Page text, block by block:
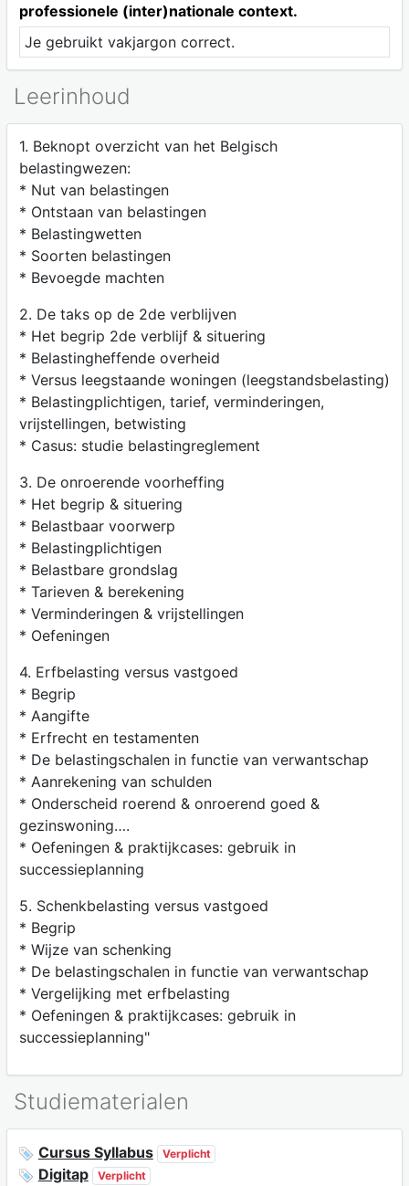
professionele (inter)nationale context.
Je gebruikt vakjargon correct.
Leerinhoud
1. Beknopt overzicht van het Belgisch
belastingwezen:
* Nut van belastingen
* Ontstaan van belastingen
* Belastingwetten
* Soorten belastingen
* Bevoegde machten
2. De taks op de 2de verblijven
* Het begrip 2de verblijf & situering
* Belastingheffende overheid
* Versus leegstaande woningen (leegstandsbelasting)
* Belastingplichtigen, tarief, verminderingen,
vrijstellingen, betwisting
* Casus: studie belastingreglement
3. De onroerende voorheffing
* Het begrip & situering
* Belastbaar voorwerp
* Belastingplichtigen
* Belastbare grondslag
* Tarieven & berekening
* Verminderingen & vrijstellingen
* Oefeningen
4. Erfbelasting versus vastgoed
* Begrip
* Aangifte
* Erfrecht en testamenten
* De belastingschalen in functie van verwantschap
* Aanrekening van schulden
* Onderscheid roerend & onroerend goed &
gezinswoning….
* Oefeningen & praktijkcases: gebruik in
successieplanning
5. Schenkbelasting versus vastgoed
* Begrip
* Wijze van schenking
* De belastingschalen in functie van verwantschap
* Vergelijking met erfbelasting
* Oefeningen & praktijkcases: gebruik in
successieplanning"
Studiematerialen
Cursus Syllabus Verplicht
Digitap Verplicht